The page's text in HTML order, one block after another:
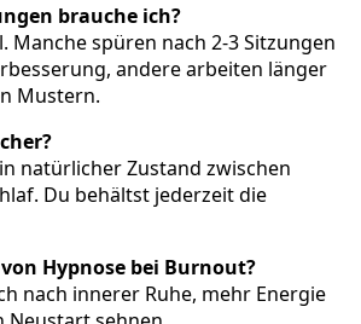
brauche ich?
Manche spüren nach 2-3 Sitzungen
andere arbeiten länger
Mustern.
natürlicher Zustand zwischen
Du behältst jederzeit die
Hypnose bei Burnout?
nach innerer Ruhe, mehr Energie